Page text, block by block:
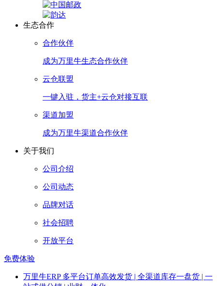
生态合作
合作伙伴
成为万里牛生态合作伙伴
云仓联盟
一键入驻，货主+云仓对接互联
渠道加盟
成为万里牛渠道合作伙伴
关于我们
公司介绍
公司动态
品牌对话
社会招聘
开放平台
免费体验
万里牛ERP 多平台订单高效发货 | 全渠道库存一盘货 | 一